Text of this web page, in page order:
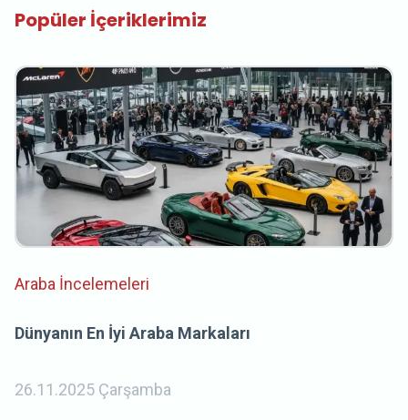
Popüler İçeriklerimiz
Araba İncelemeleri
Dünyanın En İyi Araba Markaları
26.11.2025 Çarşamba